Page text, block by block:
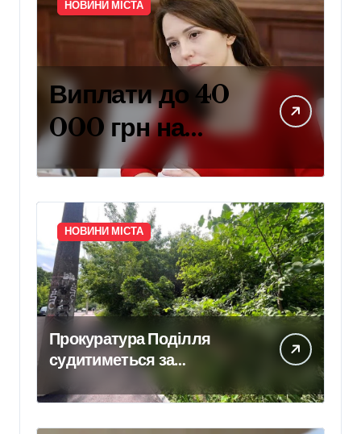
НОВИНИ МІСТА
Виплати до 40
000 грн на
навчання дітей
захисників:
умови
отримання
компенсації у
Києві
НОВИНИ МІСТА
Прокуратура Поділля
судитиметься за
скасування права
власності на фіктивну
будівлю в центрі Києва